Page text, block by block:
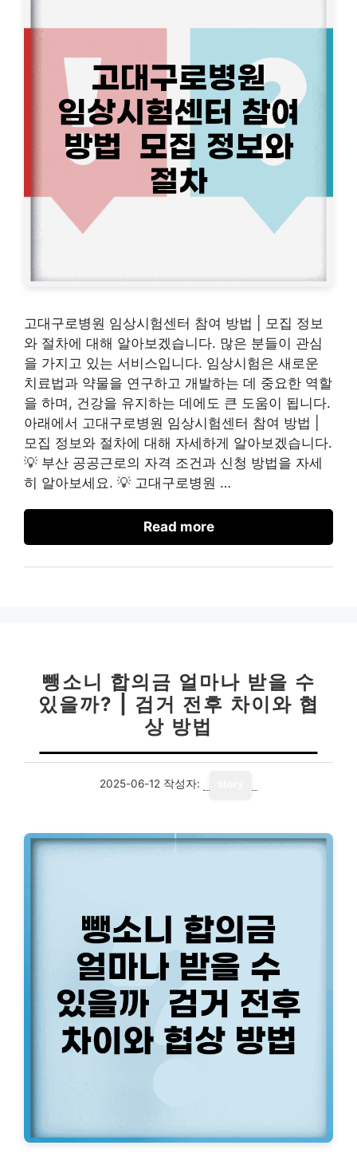
고대구로병원 임상시험센터 참여 방법 | 모집 정보
와 절차에 대해 알아보겠습니다. 많은 분들이 관심
을 가지고 있는 서비스입니다. 임상시험은 새로운
치료법과 약물을 연구하고 개발하는 데 중요한 역할
을 하며, 건강을 유지하는 데에도 큰 도움이 됩니다.
아래에서 고대구로병원 임상시험센터 참여 방법 |
모집 정보와 절차에 대해 자세하게 알아보겠습니다.
💡 부산 공공근로의 자격 조건과 신청 방법을 자세
히 알아보세요. 💡 고대구로병원 …
Read more
뺑소니 합의금 얼마나 받을 수
있을까? | 검거 전후 차이와 협
상 방법
2025-06-12 작성자: